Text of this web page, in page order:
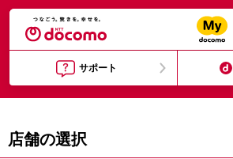
サポート
店舗の選択